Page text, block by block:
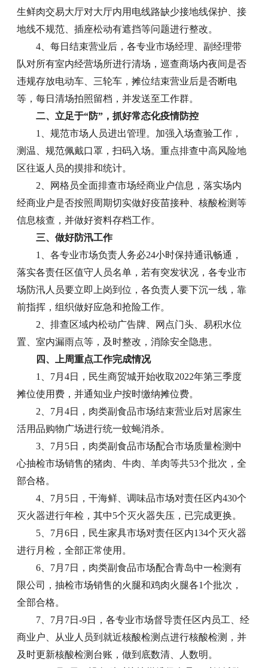
生鲜肉交易大厅对大厅内用电线路缺少接地线保护、接
地线不规范、插座松动有遮挡等问题进行整改。
4、每日结束营业后，各专业市场经理、副经理带
队对所有室内经营场所进行清场，巡查商场内夜间是否
违规存放电动车、三轮车，摊位结束营业后是否断电
等，每日清场拍照留档，并发送至工作群。
二、立足于“防”，抓好常态化疫情防控
1、规范市场人员进出管理。加强入场查验工作，
测温、规范佩戴口罩，扫码入场。重点排查中高风险地
区往返人员的摸排和统计。
2、网格员全面排查市场经商业户信息，落实场内
经商业户是否按照周期切实做好疫苗接种、核酸检测等
信息核查，并做好资料存档工作。
三、做好防汛工作
1、各专业市场负责人务必24小时保持通讯畅通，
落实各责任区值守人员名单，若有突发状况，各专业市
场防汛人员要立即上岗到位，各负责人要下沉一线，靠
前指挥，组织做好应急和抢险工作。
2、排查区域内松动广告牌、网点门头、易积水位
置、室内漏雨点等，及时整改，消除安全隐患。
四、上周重点工作完成情况
1、7月4日，民生商贸城开始收取2022年第三季度
摊位使用费，并通知业户按时缴纳摊位费。
2、7月4日，肉类副食品市场结束营业后对居家生
活用品购物广场进行统一蚊蝇消杀。
3、7月5日，肉类副食品市场配合市场质量检测中
心抽检市场销售的猪肉、牛肉、羊肉等共53个批次，全
部合格。
4、7月5日，干海鲜、调味品市场对责任区内430个
灭火器进行年检，其中5个灭火器失压，已完成更换。
5、7月6日，民生家具市场对责任区内134个灭火器
进行月检，全部正常使用。
6、7月7日，肉类副食品市场配合青岛中一检测有
限公司，抽检市场销售的火腿和鸡肉火腿各1个批次，
全部合格。
7、7月7日-9日，各专业市场督导责任区内员工、经
商业户、从业人员到就近核酸检测点进行核酸检测，并
及时更新核酸检测台账，做到底数清、人数明。